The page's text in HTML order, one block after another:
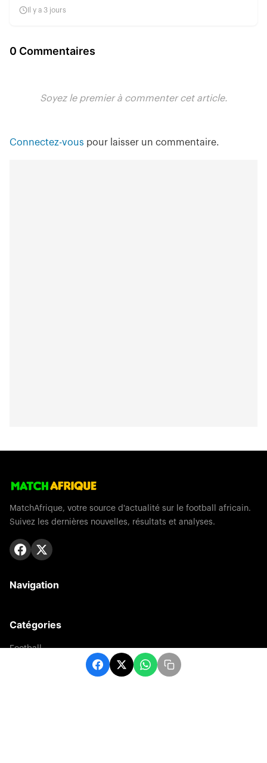
Il y a 3 jours
0 Commentaires
Soyez le premier à commenter cet article.
Connectez-vous pour laisser un commentaire.
MatchAfrique, votre source d'actualité sur le football africain.
Suivez les dernières nouvelles, résultats et analyses.
Navigation
Catégories
Football